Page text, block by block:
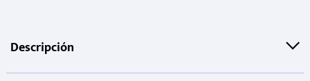
Descripción